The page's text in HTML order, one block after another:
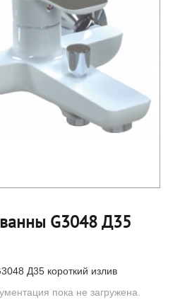
G3048 Д35
Д35 короткий излив
пока не загружена.